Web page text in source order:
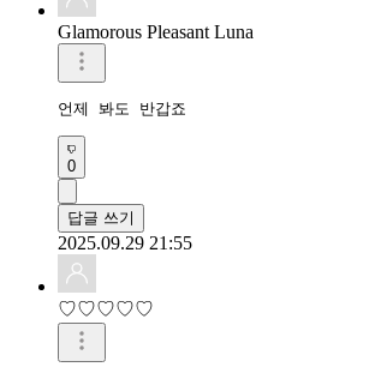
Glamorous Pleasant Luna
언제 봐도 반갑죠
0
답글 쓰기
2025.09.29 21:55
♡♡♡♡♡